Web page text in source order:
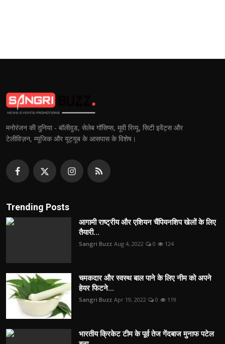
मनोरंजन की दुनिया - बॉलीवुड, सेलेब गॉसिप्स, मूवी रिव्यू, सिटी इवेंट्स और
टेलीविज़न, म्यूजिक और यूट्यूब के आसपास के विशेष।
Trending Posts
आगामी राष्ट्रीय और एशियन चैंपियनशिप खेलों के लिए
तैयारी...
Sangri Buzz Aug 4, 2022 0 124
चमकदार और स्वस्थ बाल पाने के लिए नीम को अपने
हेयर फिटने...
Sangri Buzz Apr 19, 2022 0 119
भारतीय क्रिकेट टीम के पूर्व तेज गेंदबाज मुनाफ पटेल